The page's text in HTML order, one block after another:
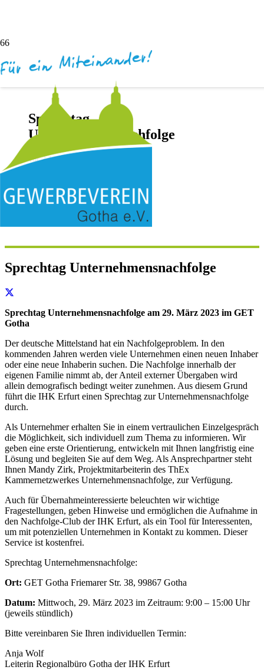
Sprechtag
Unternehmensnachfolge
vor 3 Jahren
Sprechtag Unternehmensnachfolge
Sprechtag Unternehmensnachfolge am 29. März 2023 im GET
Gotha
Der deutsche Mittelstand hat ein Nachfolgeproblem. In den
kommenden Jahren werden viele Unternehmen einen neuen Inhaber
oder eine neue Inhaberin suchen. Die Nachfolge innerhalb der
eigenen Familie nimmt ab, der Anteil externer Übergaben wird
allein demografisch bedingt weiter zunehmen. Aus diesem Grund
führt die IHK Erfurt einen Sprechtag zur Unternehmensnachfolge
durch.
Als Unternehmer erhalten Sie in einem vertraulichen Einzelgespräch
die Möglichkeit, sich individuell zum Thema zu informieren. Wir
geben eine erste Orientierung, entwickeln mit Ihnen langfristig eine
Lösung und begleiten Sie auf dem Weg. Als Ansprechpartner steht
Ihnen Mandy Zirk, Projektmitarbeiterin des ThEx
Kammernetzwerkes Unternehmensnachfolge, zur Verfügung.
Auch für Übernahmeinteressierte beleuchten wir wichtige
Fragestellungen, geben Hinweise und ermöglichen die Aufnahme in
den Nachfolge-Club der IHK Erfurt, als ein Tool für Interessenten,
um mit potenziellen Unternehmen in Kontakt zu kommen. Dieser
Service ist kostenfrei.
Sprechtag Unternehmensnachfolge:
Ort: GET Gotha Friemarer Str. 38, 99867 Gotha
Datum: Mittwoch, 29. März 2023 im Zeitraum: 9:00 – 15:00 Uhr
(jeweils stündlich)
Bitte vereinbaren Sie Ihren individuellen Termin:
Anja Wolf
Leiterin Regionalbüro Gotha der IHK Erfurt